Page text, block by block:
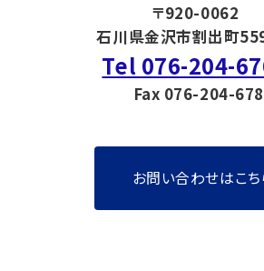
〒920-0062
石川県金沢市割出町
Tel 076-204-
Fax 076-204-
お問い合わせはこち